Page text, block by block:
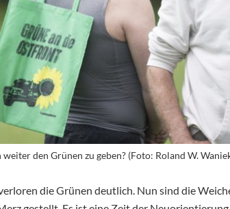
den Grünen zu geben? (Foto: Roland W.
die Grünen deutlich. Nun sind die